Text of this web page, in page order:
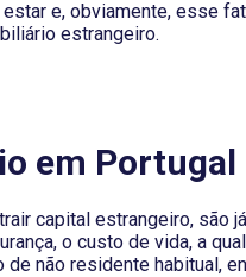
e, obviamente, esse
estrangeiro.
em Portugal
capital estrangeiro, são
o custo de vida, a
não residente habitual,